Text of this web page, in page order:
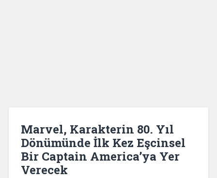
Marvel, Karakterin 80. Yıl
Dönümünde İlk Kez Eşcinsel
Bir Captain America’ya Yer
Verecek